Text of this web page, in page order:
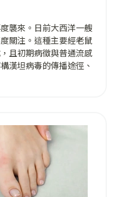
襲來。日前大西洋一艘
關注。這種主要經老鼠
且初期病徵與普通流感
漢坦病毒的傳播途徑、